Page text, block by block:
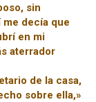
sin
decía que
en mi
aterrador
de la casa,
sobre ella,»